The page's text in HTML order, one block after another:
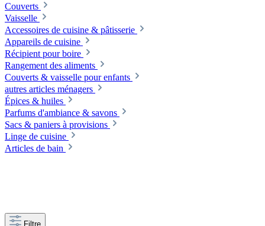
Couverts
Vaisselle
Accessoires de cuisine & pâtisserie
Appareils de cuisine
Récipient pour boire
Rangement des aliments
Couverts & vaisselle pour enfants
autres articles ménagers
Épices & huiles
Parfums d'ambiance & savons
Sacs & paniers à provisions
Linge de cuisine
Articles de bain
Filtre